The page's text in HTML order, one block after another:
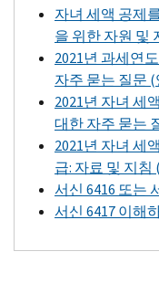
자녀 세액 공제
을 위한 자원 및
2021년 과세연
자주 묻는 질문
2021년 자녀 세
대한 자주 묻는
2021년 자녀 세
급: 자료 및 지침
서신 6416 또는
서신 6417 이해